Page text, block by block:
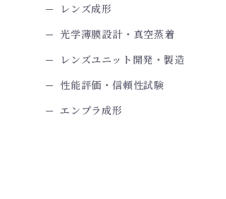
レンズ成形
光学薄膜設計・真空蒸着
レンズユニット開発・製造
性能評価・信頼性試験
エンプラ成形